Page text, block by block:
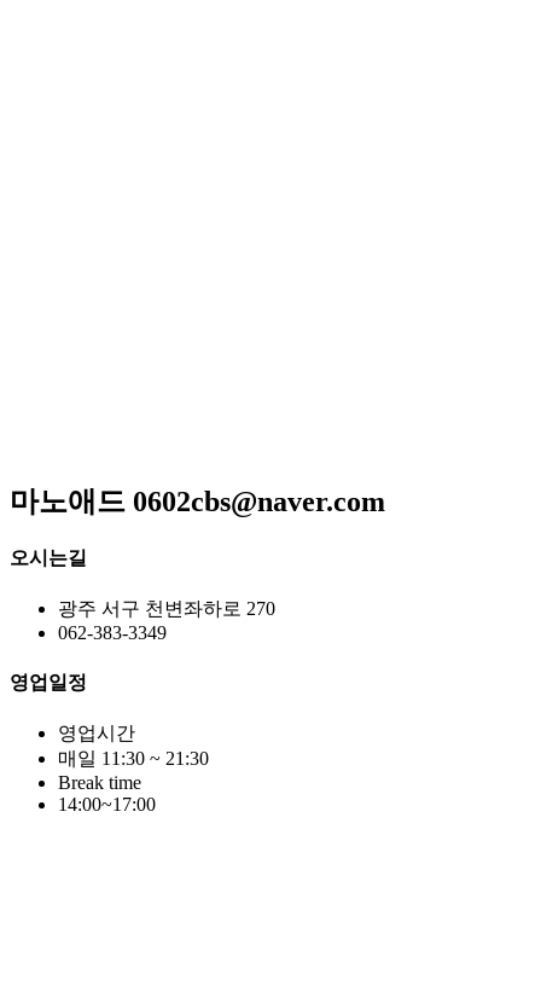
마노애드 0602cbs@naver.com
오시는길
광주 서구 천변좌하로 270
062-383-3349
영업일정
영업시간
매일 11:30 ~ 21:30
Break time
14:00~17:00